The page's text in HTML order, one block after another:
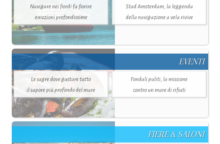
Navigare nei fiordi fa fiorire
emozioni profondissime
Stad Amsterdam, la leggenda
della navigazione a vela rivive
EVENTI
Le sagre dove gustare tutto
il sapore più profondo del mare
Fondali puliti, la missione
contro un mare di rifiuti
FIERE & SALONI